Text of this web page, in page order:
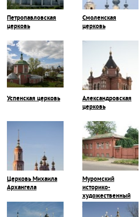
Петропавловская
церковь
Смоленская
церковь
Успенская церковь
Александровская
церковь
Церковь Михаила
Архангела
Муромский
историко-
художественный